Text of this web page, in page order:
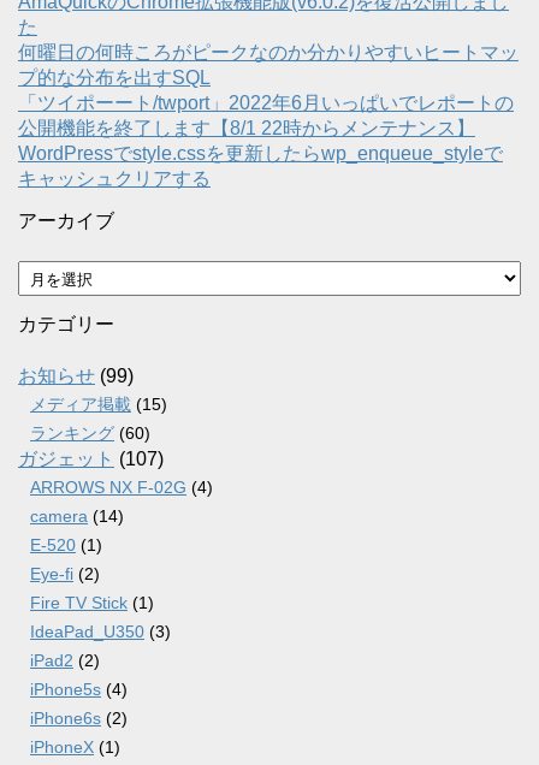
た
何曜日の何時ころがピークなのか分かりやすいヒートマッ
プ的な分布を出すSQL
「ツイポーート/twport」2022年6月いっぱいでレポートの
公開機能を終了します【8/1 22時からメンテナンス】
WordPressでstyle.cssを更新したらwp_enqueue_styleで
キャッシュクリアする
アーカイブ
ア
ー
カ
ブ
カテゴリー
お知らせ (99)
メディア掲載 (15)
ランキング (60)
ガジェット (107)
ARROWS NX F-02G (4)
camera (14)
E-520 (1)
Eye-fi (2)
Fire TV Stick (1)
IdeaPad_U350 (3)
iPad2 (2)
iPhone5s (4)
iPhone6s (2)
iPhoneX (1)